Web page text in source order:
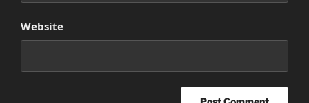
Website